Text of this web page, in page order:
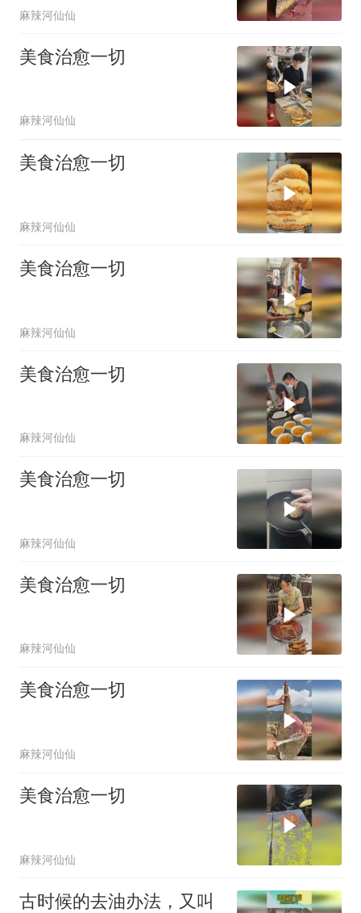
麻辣河仙仙
美食治愈一切
麻辣河仙仙
美食治愈一切
麻辣河仙仙
美食治愈一切
麻辣河仙仙
美食治愈一切
麻辣河仙仙
美食治愈一切
麻辣河仙仙
美食治愈一切
麻辣河仙仙
美食治愈一切
麻辣河仙仙
美食治愈一切
麻辣河仙仙
古时候的去油办法，又叫